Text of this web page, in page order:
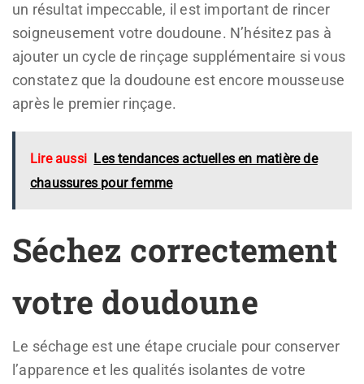
un résultat impeccable, il est important de rincer
soigneusement votre doudoune. N’hésitez pas à
ajouter un cycle de rinçage supplémentaire si vous
constatez que la doudoune est encore mousseuse
après le premier rinçage.
Lire aussi Les tendances actuelles en matière de
chaussures pour femme
Séchez correctement
votre doudoune
Le séchage est une étape cruciale pour conserver
l’apparence et les qualités isolantes de votre